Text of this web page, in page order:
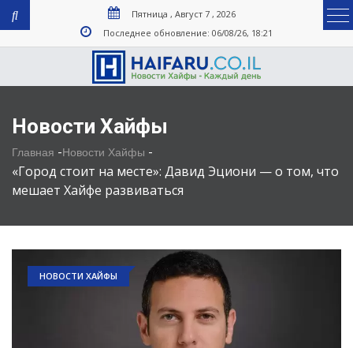
Пятница , Август 7 , 2026
Последнее обновление: 06/08/26, 18:21
Новости Хайфы
Главная -Новости Хайфы -
«Город стоит на месте»: Давид Эциони — о том, что
мешает Хайфе развиваться
НОВОСТИ ХАЙФЫ